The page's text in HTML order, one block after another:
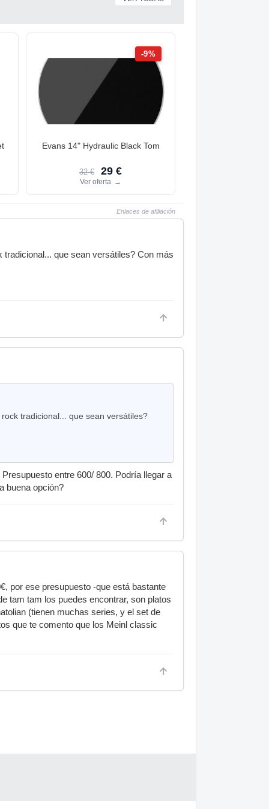
-9%
Evans 14" Hydraulic Black Tom
32 € 29 €
Ver oferta →
Enlaces de afiliación
que sean versátiles? Con más
tradicional... que sean versátiles?
entre 600/ 800. Podría llegar a
buena opción?
por ese presupuesto -que está bastante
tam tam los puedes encontrar, son platos
(tienen muchas series, y el set de
que te comento que los Meinl classic